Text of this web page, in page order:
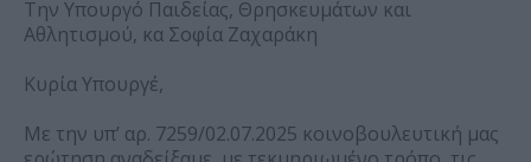
Την Υπουργό Παιδείας, Θρησκευμάτων και
Αθλητισμού, κα Σοφία Ζαχαράκη
Κυρία Υπουργέ,
Με την υπ’ αρ. 7259/02.07.2025 κοινοβουλευτική μας